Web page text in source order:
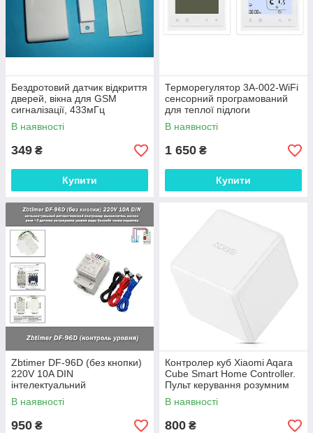
Бездротовий датчик відкриття
дверей, вікна для GSM
сигналізації, 433мГц
В наявності
349 ₴
Купити
Терморегулятор 3A-002-WiFi
сенсорний програмований
для теплої підлоги
В наявності
1 650 ₴
Купити
Zbtimer DF-96D (без кнопки)
220V 10A DIN
інтелектуальний
автоматичний контролер
вимикач насоса реле +3
датчика регулювання рівня в
В наявності
950 ₴
Контролер куб Xiaomi Aqara
Cube Smart Home Controller.
Пульт керування розумним
будинком
В наявності
800 ₴